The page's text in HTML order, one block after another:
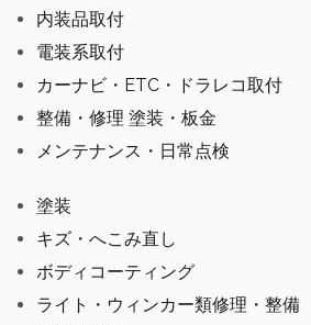
内装品取付
電装系取付
カーナビ・ETC・ドラレコ取付
整備・修理 塗装・板金
メンテナンス・日常点検
塗装
キズ・へこみ直し
ボディコーティング
ライト・ウィンカー類修理・整備